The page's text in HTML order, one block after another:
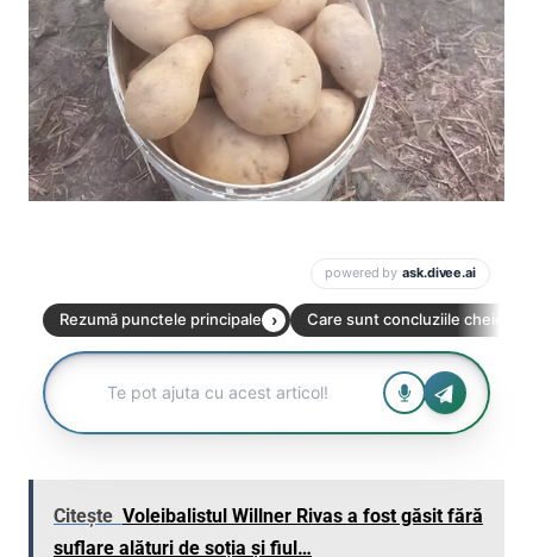
Citește Voleibalistul Willner Rivas a fost găsit fără
suflare alături de soția și fiul…